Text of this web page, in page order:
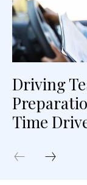
Driving
Time